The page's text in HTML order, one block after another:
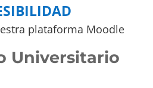
plataforma Moodle
Universitario